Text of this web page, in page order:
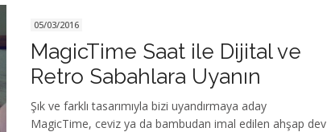
05/03/2016
MagicTime Saat ile Dijital ve
Retro Sabahlara Uyanın
Şık ve farklı tasarımıyla bizi uyandırmaya aday
MagicTime, ceviz ya da bambudan imal edilen ahşap dev